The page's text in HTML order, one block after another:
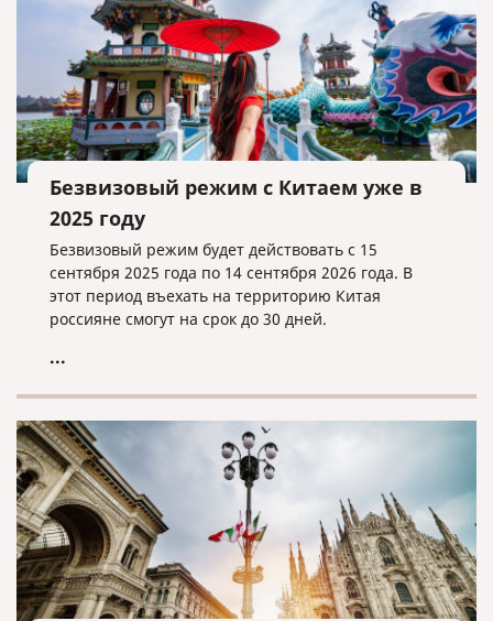
Безвизовый режим с Китаем уже в
2025 году
Безвизовый режим будет действовать с 15
сентября 2025 года по 14 сентября 2026 года. В
этот период въехать на территорию Китая
россияне смогут на срок до 30 дней.
...